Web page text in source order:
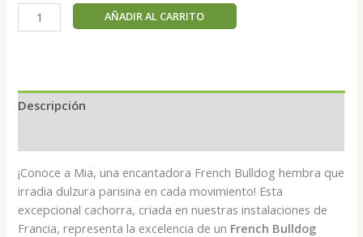
-
cantidad
AÑADIR AL CARRITO
Descripción
¡Conoce a Mia, una encantadora French Bulldog hembra que
irradia dulzura parisina en cada movimiento! Esta
excepcional cachorra, criada en nuestras instalaciones de
Francia, representa la excelencia de un French Bulldog